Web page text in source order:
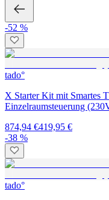
-52 %
tado°
X Starter Kit mit Smartes
Einzelraumsteuerung
874,94 €419,95 €
-38 %
tado°